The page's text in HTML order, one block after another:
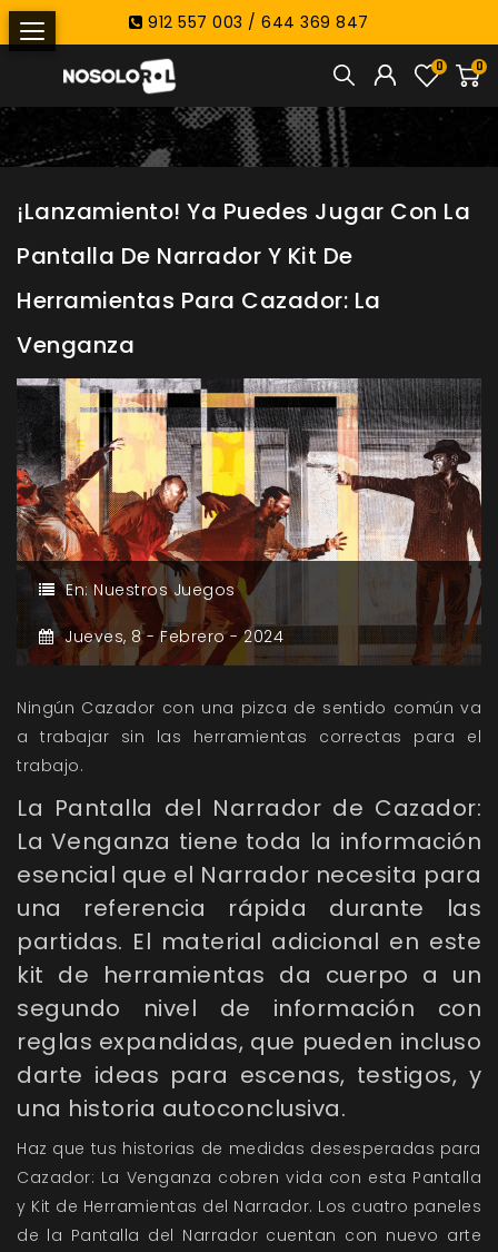
912 557 003 / 644 369 847
0
0
¡Lanzamiento! Ya Puedes Jugar Con La
Pantalla De Narrador Y Kit De
Herramientas Para Cazador: La
Venganza
En:Nuestros Juegos
Jueves, 8 -Febrero -2024
Ningún Cazador con una pizca de sentido común va
a trabajar sin las herramientas correctas para el
trabajo.
La Pantalla del Narrador de Cazador:
La Venganza tiene toda la información
esencial que el Narrador necesita para
una referencia rápida durante las
partidas. El material adicional en este
kit de herramientas da cuerpo a un
segundo nivel de información con
reglas expandidas, que pueden incluso
darte ideas para escenas, testigos, y
una historia autoconclusiva.
Haz que tus historias de medidas desesperadas para
Cazador: La Venganza cobren vida con esta Pantalla
y Kit de Herramientas del Narrador. Los cuatro paneles
de la Pantalla del Narrador cuentan con nuevo arte